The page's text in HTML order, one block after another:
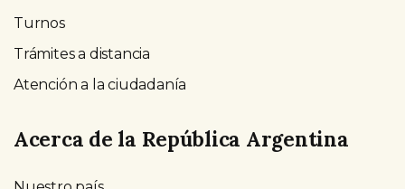
Turnos
Trámites a distancia
Atención a la ciudadanía
Acerca de la República Argentina